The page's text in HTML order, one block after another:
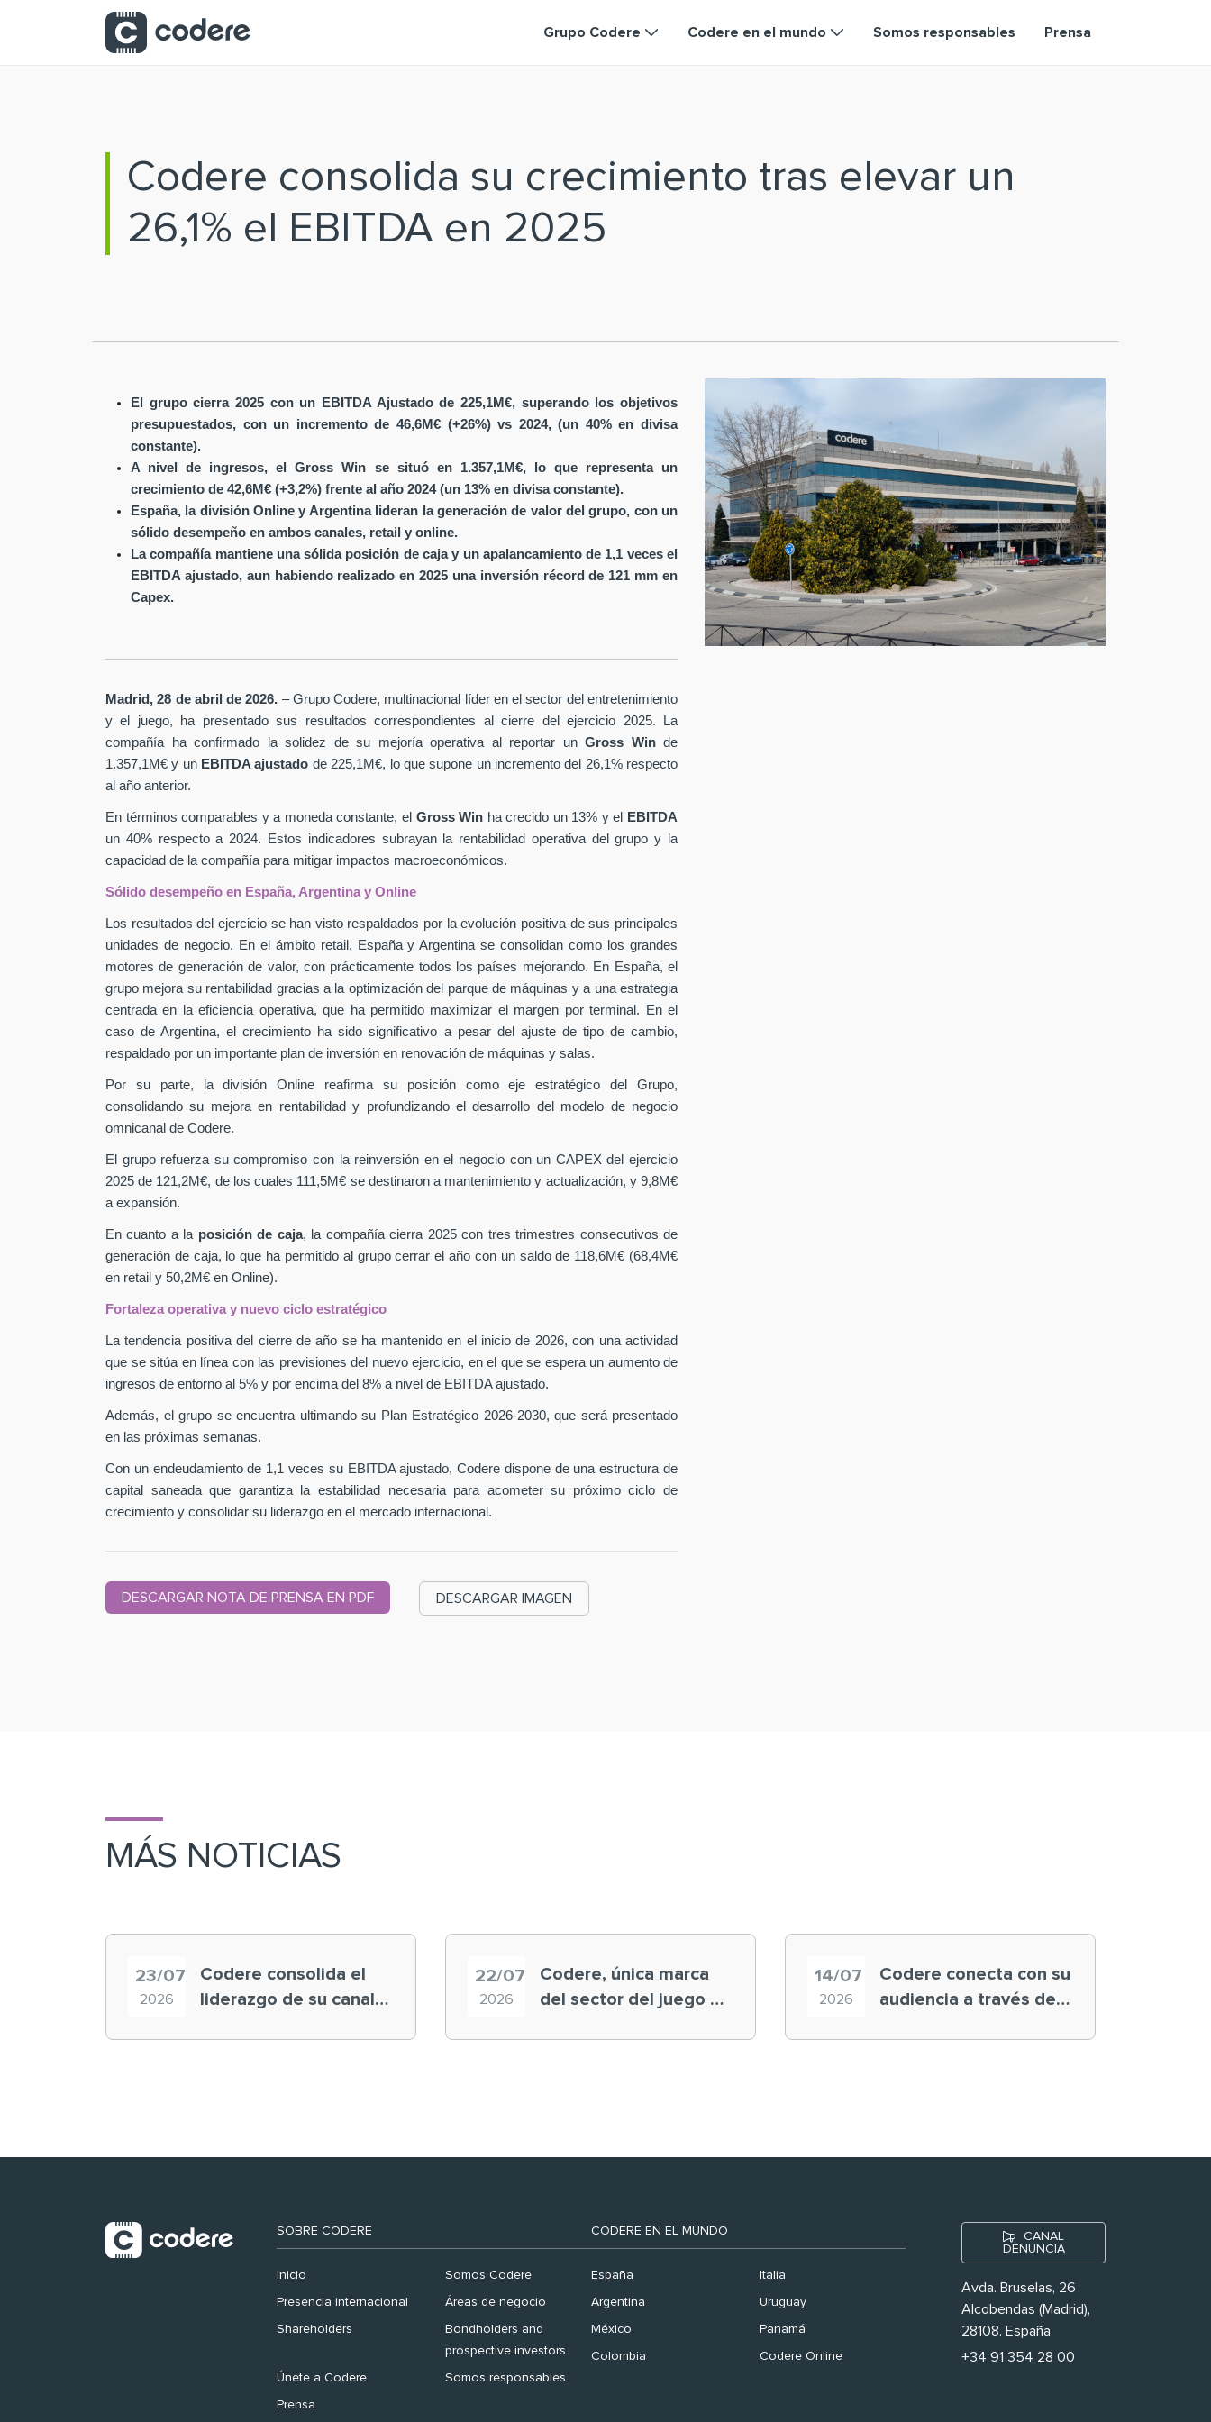
Saltar al contenido principal
Grupo Codere Codere en el mundo Somos responsables Prensa
Codere consolida su crecimiento tras elevar un
26,1% el EBITDA en 2025
El grupo cierra 2025 con un EBITDA Ajustado de 225,1M€, superando los objetivos
presupuestados, con un incremento de 46,6M€ (+26%) vs 2024, (un 40% en divisa
constante).
A nivel de ingresos, el Gross Win se situó en 1.357,1M€, lo que representa un
crecimiento de 42,6M€ (+3,2%) frente al año 2024 (un 13% en divisa constante).
España, la división Online y Argentina lideran la generación de valor del grupo, con un
sólido desempeño en ambos canales, retail y online.
La compañía mantiene una sólida posición de caja y un apalancamiento de 1,1 veces el
EBITDA ajustado, aun habiendo realizado en 2025 una inversión récord de 121 mm en
Capex.
Madrid, 28 de abril de 2026. – Grupo Codere, multinacional líder en el sector del entretenimiento
y el juego, ha presentado sus resultados correspondientes al cierre del ejercicio 2025. La
compañía ha confirmado la solidez de su mejoría operativa al reportar un Gross Win de
1.357,1M€ y un EBITDA ajustado de 225,1M€, lo que supone un incremento del 26,1% respecto
al año anterior.
En términos comparables y a moneda constante, el Gross Win ha crecido un 13% y el
EBITDA
un 40% respecto a 2024. Estos indicadores subrayan la rentabilidad operativa del grupo y la
capacidad de la compañía para mitigar impactos macroeconómicos.
Sólido desempeño en España, Argentina y Online
Los resultados del ejercicio se han visto respaldados por la evolución positiva de sus principales
unidades de negocio. En el ámbito retail, España y Argentina se consolidan como los grandes
motores de generación de valor, con prácticamente todos los países mejorando. En España, el
grupo mejora su rentabilidad gracias a la optimización del parque de máquinas y a una estrategia
centrada en la eficiencia operativa, que ha permitido maximizar el margen por terminal. En el
caso de Argentina, el crecimiento ha sido significativo a pesar del ajuste de tipo de cambio,
respaldado por un importante plan de inversión en renovación de máquinas y salas.
Por su parte, la división Online reafirma su posición como eje estratégico del Grupo,
consolidando su mejora en rentabilidad y profundizando el desarrollo del modelo de negocio
omnicanal de Codere.
El grupo refuerza su compromiso con la reinversión en el negocio con un CAPEX del ejercicio
2025 de 121,2M€, de los cuales 111,5M€ se destinaron a mantenimiento y actualización, y 9,8M€
a expansión.
En cuanto a la posición de caja, la compañía cierra 2025 con tres trimestres consecutivos de
generación de caja, lo que ha permitido al grupo cerrar el año con un saldo de 118,6M€ (68,4M€
en retail y 50,2M€ en Online).
Fortaleza operativa y nuevo ciclo estratégico
La tendencia positiva del cierre de año se ha mantenido en el inicio de 2026, con una actividad
que se sitúa en línea con las previsiones del nuevo ejercicio, en el que se espera un aumento de
ingresos de entorno al 5% y por encima del 8% a nivel de EBITDA ajustado.
Además, el grupo se encuentra ultimando su Plan Estratégico 2026-2030, que será presentado
en las próximas semanas.
Con un endeudamiento de 1,1 veces su EBITDA ajustado, Codere dispone de una estructura de
capital saneada que garantiza la estabilidad necesaria para acometer su próximo ciclo de
crecimiento y consolidar su liderazgo en el mercado internacional.
DESCARGAR NOTA DE PRENSA EN PDF DESCARGAR IMAGEN
MÁS NOTICIAS
23/07
2026
Codere consolida el
liderazgo de su canal
22/07
2026
Codere, única marca
del sector del juego en
14/07
2026
Codere conecta con su
audiencia a través de
SOBRE CODERE
Inicio Somos Codere
Presencia internacional Áreas de negocio
Shareholders
Bondholders and
prospective investors
Únete a Codere Somos responsables
Prensa
CODERE EN EL MUNDO
España Italia
Argentina Uruguay
México Panamá
Colombia Codere Online
CANAL
DENUNCIA
Avda. Bruselas, 26
Alcobendas (Madrid),
28108. España
+34 91 354 28 00